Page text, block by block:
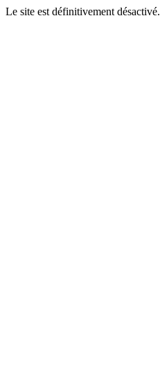
Le site est définitivement désactivé.